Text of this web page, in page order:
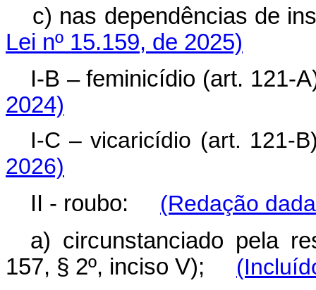
c) nas dependências de
Lei nº 15.159, de 2025)
I-B – feminicídio (art.
2024)
I-C – vicaricídio (art.
2026)
II - roubo: (Redação
a) circunstanciado pela
157, § 2º, inciso V);